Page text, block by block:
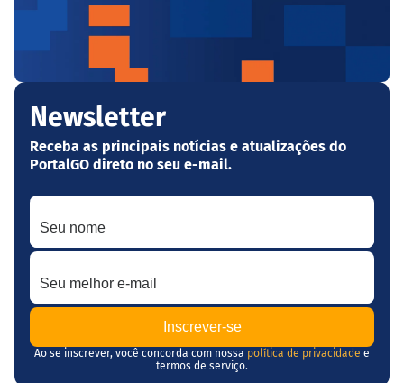
Newsletter
Receba as principais notícias e atualizações do
PortalGO direto no seu e-mail.
Seu nome
Seu melhor e-mail
Ao se inscrever, você concorda com nossa política de privacidade e
termos de serviço.